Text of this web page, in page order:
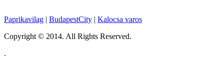
Paprikavilag | BudapestCity | Kalocsa varos
Copyright © 2014. All Rights Reserved.
.